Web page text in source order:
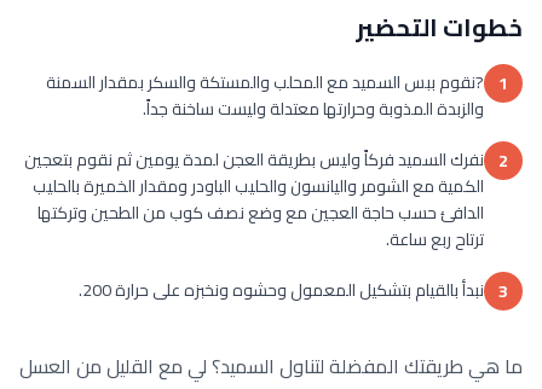
خطوات التحضير
1 ?نقوم ببس السميد مع المحلب والمستكة والسكر بمقدار السمنة
والزبدة المذوبة وحرارتها معتدلة وليست ساخنة جداً.
2 نفرك السميد فركاً وليس بطريقة العجن لمدة يومين ثم نقوم بتعجين
الكمية مع الشومر واليانسون والحليب الباودر ومقدار الخميرة بالحليب
الدافئ حسب حاجة العجين مع وضع نصف كوب من الطحين وتركتها
ترتاح ربع ساعة.
3 نبدأ بالقيام بتشكيل المعمول وحشوه ونخبزه على حرارة 200.
ما هي طريقتك المفضلة لتناول السميد؟ لي مع القليل من العسل